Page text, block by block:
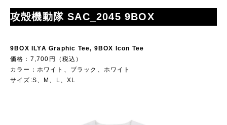
攻殻機動隊 SAC_2045 9BOX
9BOX ILYA Graphic Tee, 9BOX Icon Tee
価格：7,700円（税込）
カラー：ホワイト、ブラック、ホワイト
サイズ:S、M、L、XL